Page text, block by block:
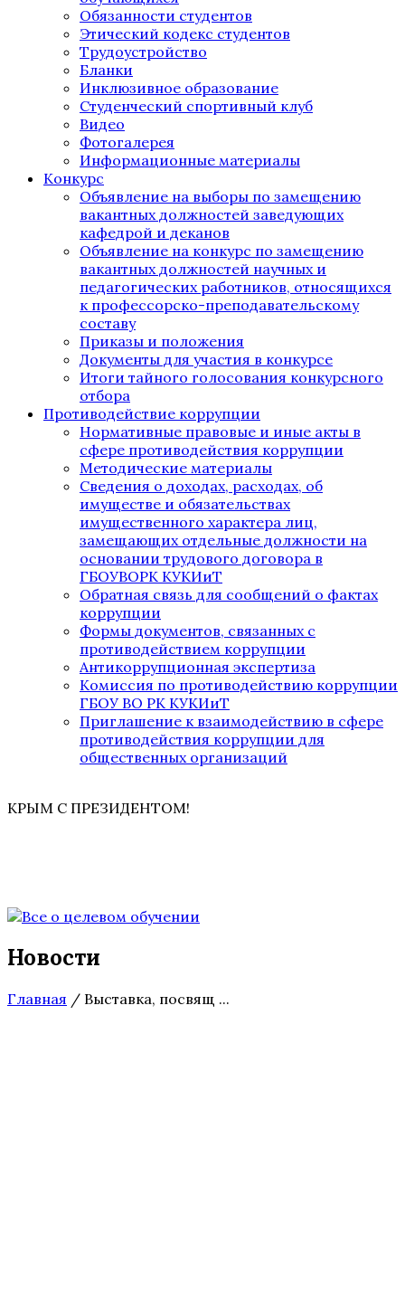
Обязанности студентов
Этический кодекс студентов
Трудоустройство
Бланки
Инклюзивное образование
Студенческий спортивный клуб
Видео
Фотогалерея
Информационные материалы
Конкурс
Объявление на выборы по замещению
вакантных должностей заведующих
кафедрой и деканов
Объявление на конкурс по замещению
вакантных должностей научных и
педагогических работников, относящихся
к профессорско-преподавательскому
составу
Приказы и положения
Документы для участия в конкурсе
Итоги тайного голосования конкурсного
отбора
Противодействие коррупции
Нормативные правовые и иные акты в
сфере противодействия коррупции
Методические материалы
Сведения о доходах, расходах, об
имуществе и обязательствах
имущественного характера лиц,
замещающих отдельные должности на
основании трудового договора в
ГБОУВОРК КУКИиТ
Обратная связь для сообщений о фактах
коррупции
Формы документов, связанных с
противодействием коррупции
Антикоррупционная экспертиза
Комиссия по противодействию коррупции
ГБОУ ВО РК КУКИиТ
Приглашение к взаимодействию в сфере
противодействия коррупции для
общественных организаций
КРЫМ С ПРЕЗИДЕНТОМ!
Новости
Главная / Выставка, посвящ ...